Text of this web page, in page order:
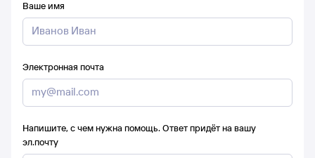
Ваше имя
Электронная почта
Напишите, с чем нужна помощь. Ответ придёт на вашу
эл.почту